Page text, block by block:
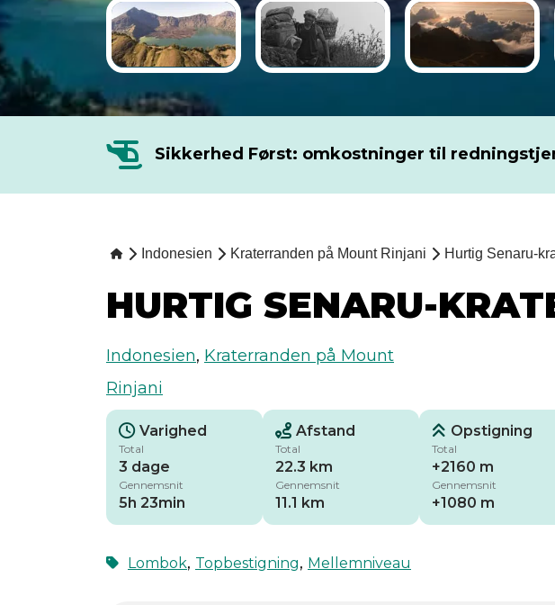
Sikkerhed Først: omkostninger til
Indonesien Kraterranden på Mount Rinjani Hurtig Senaru-
HURTIG SENARU-
Indonesien, Kraterranden på Mount
Rinjani
Varighed
Total
3 dage
Gennemsnit
5h 23min
Afstand
Total
22.3 km
Gennemsnit
11.1 km
Opstigning
Total
+2160 m
Gennemsnit
+1080 m
Lombok, Topbestigning, Mellemniveau